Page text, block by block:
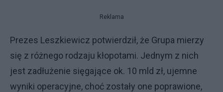
Reklama
Prezes Leszkiewicz potwierdził, że Grupa mierzy
się z różnego rodzaju kłopotami. Jednym z nich
jest zadłużenie sięgające ok. 10 mld zł, ujemne
wyniki operacyjne, choć zostały one poprawione,